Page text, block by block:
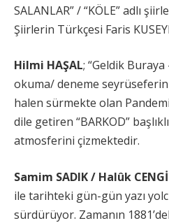
SALANLAR” / “KÖLE” adlı
Şiirlerin Türkçesi Faris
Hilmi HAŞAL; “Geldik Buraya
okuma/ deneme
halen sürmekte olan
dile getiren “BARKOD”
atmosferini çizmektedir.
Samim SADIK / Halûk
ile tarihteki gün-gün yazı
sürdürüyor. Zamanın